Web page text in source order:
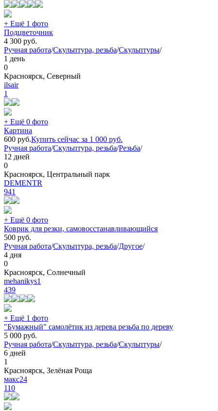
+ Ещё 1 фото
Подцветочник
4 300 руб.
Ручная работа/Скульптура, резьба/Скульптуры/
1 день
0
Красноярск, Северный
ilsair
1
+ Ещё 0 фото
Картина
600 руб.Купить сейчас за 1 000 руб.
Ручная работа/Скульптура, резьба/Резьба/
12 дней
0
Красноярск, Центральный парк
DEMENTR
941
+ Ещё 0 фото
Коврик для резки, самовосстанавливающийся
500 руб.
Ручная работа/Скульптура, резьба/Другое/
4 дня
0
Красноярск, Солнечный
mehanikys1
439
+ Ещё 1 фото
"Бумажный" самолётик из дерева резьба по дереву
5 000 руб.
Ручная работа/Скульптура, резьба/Скульптуры/
6 дней
1
Красноярск, Зелёная Роща
макс24
110